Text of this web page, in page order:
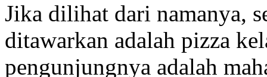
Jika dilihat dari namanya,
ditawarkan adalah pizza
pengunjungnya adalah